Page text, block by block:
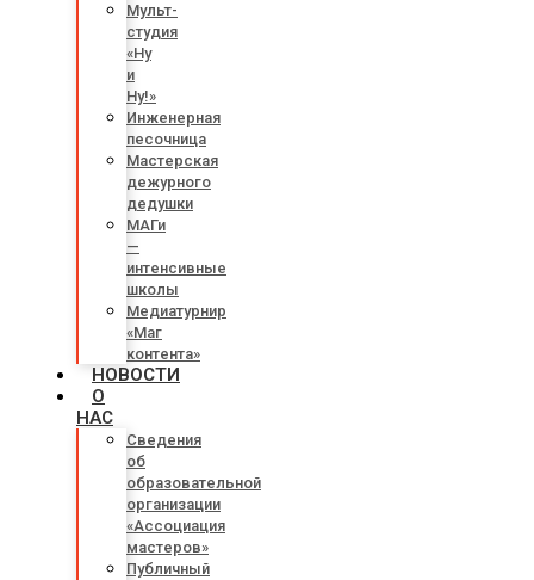
Мульт-
студия
«Ну
и
Ну!»
Инженерная
песочница
Мастерская
дежурного
дедушки
МАГи
—
интенсивные
школы
Медиатурнир
«Маг
контента»
НОВОСТИ
О
НАС
Сведения
об
образовательной
организации
«Ассоциация
мастеров»
Публичный